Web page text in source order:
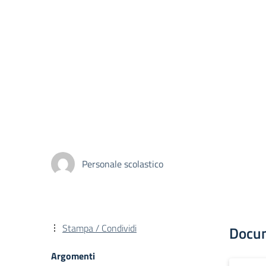
Personale scolastico
Stampa / Condividi
Argomenti